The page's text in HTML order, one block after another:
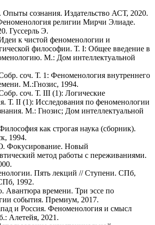
Опыты сознания. Издательство АСТ, 2020.
религии Мирчи Элиаде.
Гуссерль Э.
к чистой феноменологии и
философии. Т. I: Общее введение в
М.: Дом интеллектуальной
соч. Т. 1: Феноменология внутреннего
М.:Гнозис, 1994.
соч. Т. III (1): Логические
Т. II (1): Исследования по феноменологии
М.: Гнозис; Дом интеллектуальной
как строгая наука (сборник).
1994.
Фокусирование. Новый
метод работы с переживаниями.
Пять лекций // Ступени. СПб,
1992.
Авантюра времени. Три эссе по
события. Премиум, 2017.
и Россия. Феноменология и смысл
Алетейя, 2021.